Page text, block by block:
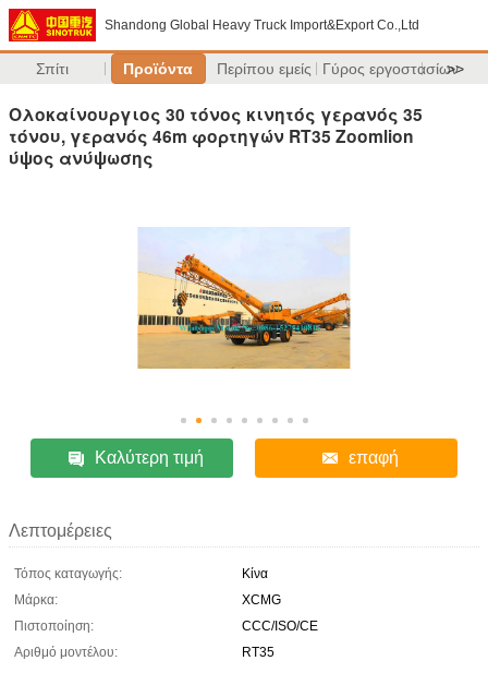
Shandong Global Heavy Truck Import&Export Co.,Ltd
Σπίτι Προϊόντα Περίπου εμείς Γύρος εργοστασίων
>>
Ολοκαίνουργιος 30 τόνος κινητός γερανός 35
τόνου, γερανός 46m φορτηγών RT35 Zoomlion
ύψος ανύψωσης
Καλύτερη τιμή επαφή
Λεπτομέρειες
Τόπος καταγωγής:
Κίνα
Μάρκα:
XCMG
Πιστοποίηση:
CCC/ISO/CE
Αριθμό μοντέλου:
RT35